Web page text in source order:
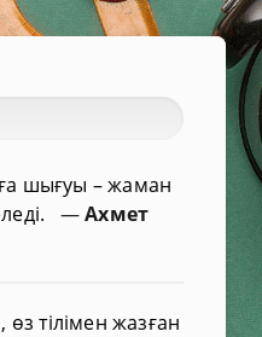
шығуы – жаман
—Ахмет
өз тілімен жазған